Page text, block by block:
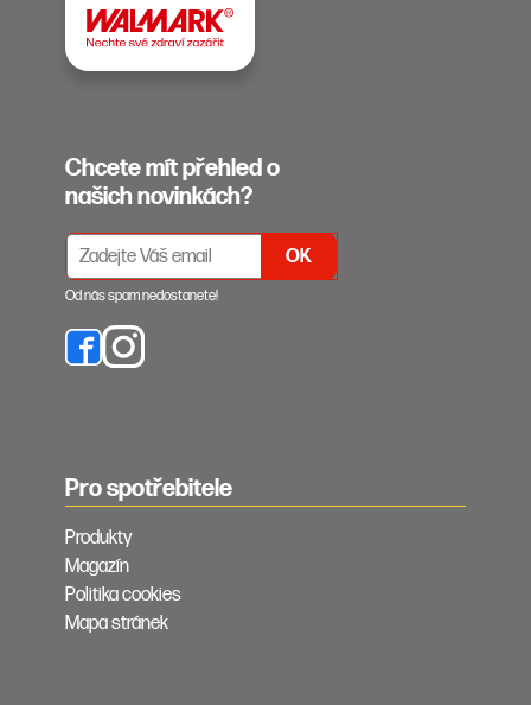
Pro spotřebitele
Produkty
Magazín
Politika cookies
Mapa stránek
Chcete mít přehled o
našich novinkách?
PŘIHLÁŠENÍ K ODBĚRU NEWSLETTERŮ
Od nás spam nedostanete!